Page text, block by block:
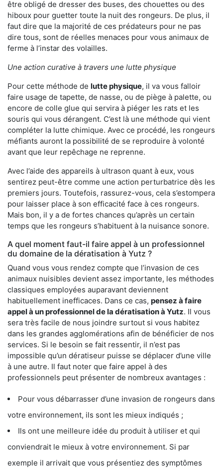
être obligé de dresser des buses, des chouettes ou des
hiboux pour guetter toute la nuit des rongeurs. De plus, il
faut dire que la majorité de ces prédateurs pour ne pas
dire tous, sont de réelles menaces pour vous animaux de
ferme à l’instar des volailles.
Une action curative à travers une lutte physique
Pour cette méthode de lutte physique, il va vous falloir
faire usage de tapette, de nasse, ou de piège à palette, ou
encore de colle glue qui servira à piéger les rats et les
souris qui vous dérangent. C’est là une méthode qui vient
compléter la lutte chimique. Avec ce procédé, les rongeurs
méfiants auront la possibilité de se reproduire à volonté
avant que leur repêchage ne reprenne.
Avec l’aide des appareils à ultrason quant à eux, vous
sentirez peut-être comme une action perturbatrice dès les
premiers jours. Toutefois, rassurez-vous, cela s’estompera
pour laisser place à son efficacité face à ces rongeurs.
Mais bon, il y a de fortes chances qu’après un certain
temps que les rongeurs s’habituent à la nuisance sonore.
A quel moment faut-il faire appel à un professionnel
du domaine de la dératisation à Yutz ?
Quand vous vous rendez compte que l’invasion de ces
animaux nuisibles devient assez importante, les méthodes
classiques employées auparavant deviennent
habituellement inefficaces. Dans ce cas, pensez à faire
appel à un professionnel de la dératisation à Yutz. Il vous
sera très facile de nous joindre surtout si vous habitez
dans les grandes agglomérations afin de bénéficier de nos
services. Si le besoin se fait ressentir, il n’est pas
impossible qu’un dératiseur puisse se déplacer d’une ville
à une autre. Il faut noter que faire appel à des
professionnels peut présenter de nombreux avantages :
Pour vous débarrasser d’une invasion de rongeurs dans
votre environnement, ils sont les mieux indiqués ;
Ils ont une meilleure idée du produit à utiliser et qui
conviendrait le mieux à votre environnement. Si par
exemple il arrivait que vous présentiez des symptômes